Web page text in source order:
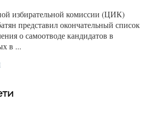
избирательной комиссии (ЦИК)
представил окончательный список
о самоотводе кандидатов в
в ...